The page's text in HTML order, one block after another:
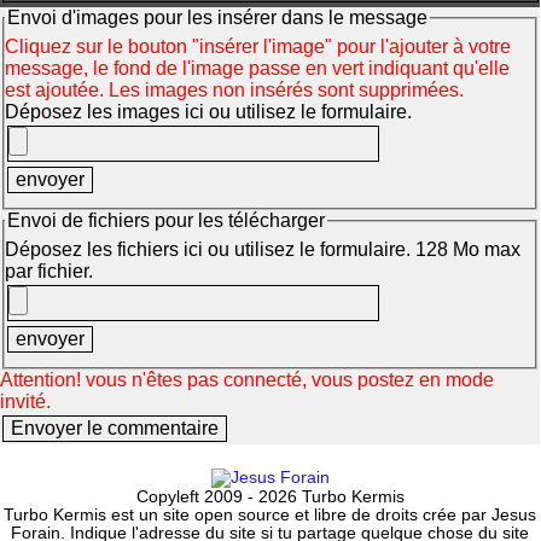
Envoi d'images pour les insérer dans le message
Cliquez sur le bouton "insérer l'image" pour l'ajouter à votre
message, le fond de l'image passe en vert indiquant qu'elle
est ajoutée. Les images non insérés sont supprimées.
Déposez les images ici ou utilisez le formulaire.
Envoi de fichiers pour les télécharger
Déposez les fichiers ici ou utilisez le formulaire. 128 Mo max
par fichier.
Attention! vous n'êtes pas connecté, vous postez en mode
invité.
Copyleft 2009 - 2026 Turbo Kermis
Turbo Kermis est un site open source et libre de droits crée par Jesus
Forain. Indique l'adresse du site si tu partage quelque chose du site